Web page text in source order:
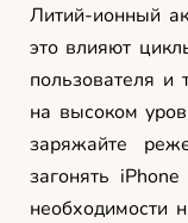
Литий-ионный
это влияют
пользователя и
на высоком
заряжайте
загонять
необходимости